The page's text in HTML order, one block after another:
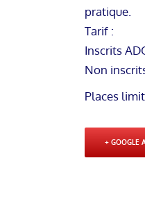
pratique.
Tarif :
Inscrits
Non
Places
+ GOOGLE